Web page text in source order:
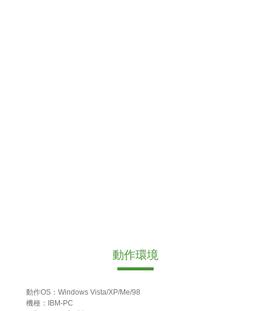
動作環境
動作OS：Windows Vista/XP/Me/98
機種：IBM-PC